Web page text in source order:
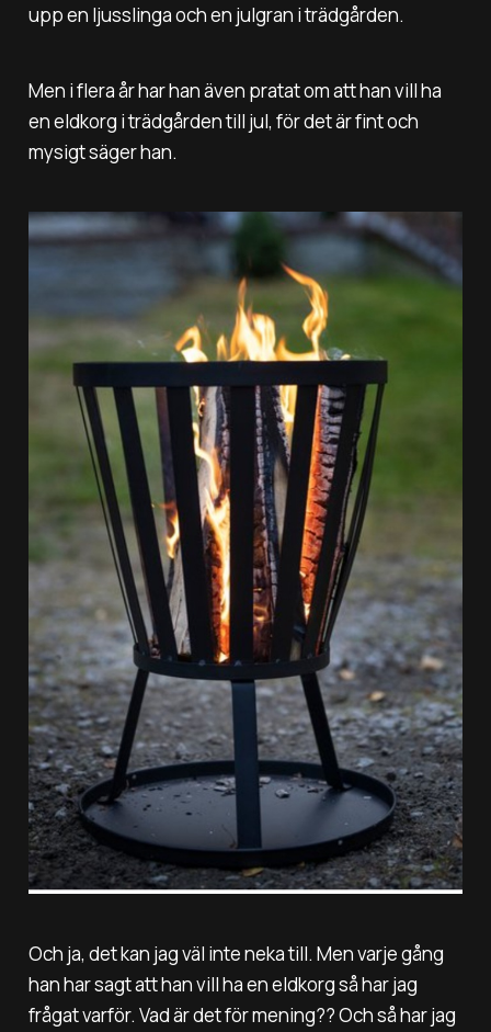
upp en ljusslinga och en julgran i trädgården.
Men i flera år har han även pratat om att han vill ha
en eldkorg i trädgården till jul, för det är fint och
mysigt säger han.
Och ja, det kan jag väl inte neka till. Men varje gång
han har sagt att han vill ha en eldkorg så har jag
frågat varför. Vad är det för mening?? Och så har jag